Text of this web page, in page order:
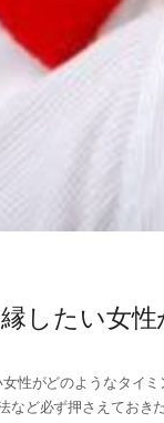
したい女
性がどのようなタイ
など必ず押さえておき